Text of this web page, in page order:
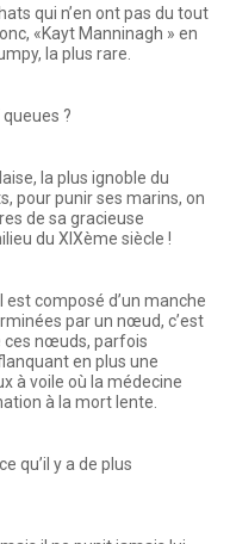
qui n’en ont pas du tout
«Kayt Manninagh » en
la plus rare.
?
la plus ignoble du
pour punir ses marins, on
de sa gracieuse
du XIXème siècle !
composé d’un manche
par un nœud, c’est
ces nœuds, parfois
en plus une
à voile où la médecine
à la mort lente.
qu’il y a de plus